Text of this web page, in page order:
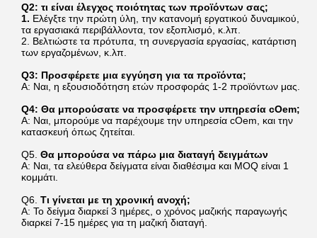
Q2: τι είναι έλεγχος ποιότητας των προϊόντων σας;
1. Ελέγξτε την πρώτη ύλη, την κατανομή εργατικού δυναμικού,
τα εργασιακά περιβάλλοντα, τον εξοπλισμό, κ.λπ.
2. Βελτιώστε τα πρότυπα, τη συνεργασία εργασίας, κατάρτιση
των εργαζομένων, κ.λπ.
Q3: Προσφέρετε μια εγγύηση για τα προϊόντα;
Α: Ναι, η εξουσιοδότηση ετών προσφοράς 1-2 προϊόντων μας.
Q4: Θα μπορούσατε να προσφέρετε την υπηρεσία cOem;
Α: Ναι, μπορούμε να παρέχουμε την υπηρεσία cOem, και την
κατασκευή όπως ζητείται.
Q5. Θα μπορούσα να πάρω μια διαταγή δειγμάτων
Α: Ναι, τα ελεύθερα δείγματα είναι διαθέσιμα και MOQ είναι 1
κομμάτι.
Q6. Τι γίνεται με τη χρονική ανοχή;
Α: Το δείγμα διαρκεί 3 ημέρες, ο χρόνος μαζικής παραγωγής
διαρκεί 7-15 ημέρες για τη μαζική διαταγή.